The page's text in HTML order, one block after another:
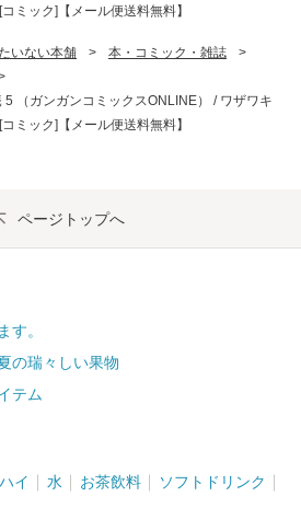
ミック]【メール便送料無料】
いない本舗 > 本・コミック・雑誌
>
5 （ガンガンコミックスONLINE） / ワザワキ
ミック]【メール便送料無料】
ページトップへ
す。
の瑞々しい果物
テム
イ 水 お茶飲料 ソフトドリンク